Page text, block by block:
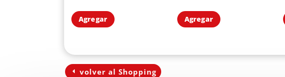
Agregar Agregar
volver al Shopping